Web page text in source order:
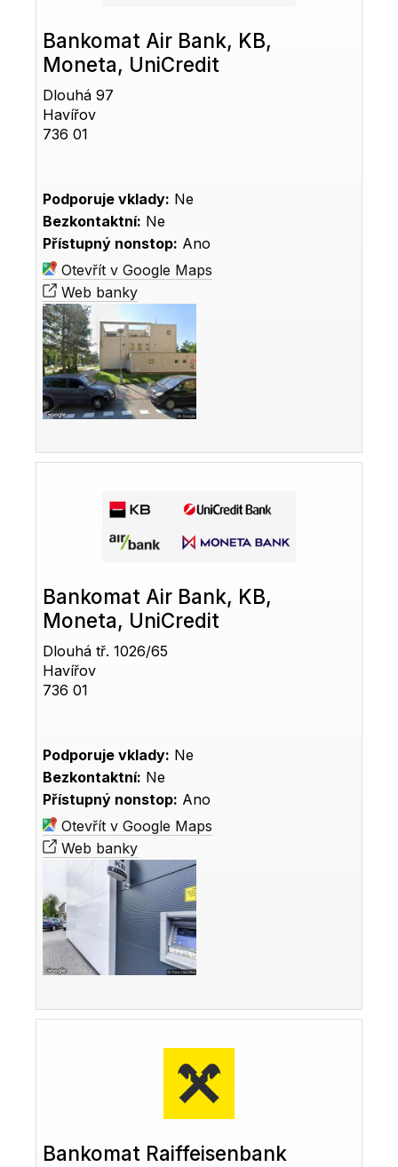
Bankomat Air Bank, KB,
Moneta, UniCredit
Dlouhá 97
Havířov
736 01
Podporuje vklady: Ne
Bezkontaktní: Ne
Přístupný nonstop: Ano
Otevřít v Google Maps
Web banky
Bankomat Air Bank, KB,
Moneta, UniCredit
Dlouhá tř. 1026/65
Havířov
736 01
Podporuje vklady: Ne
Bezkontaktní: Ne
Přístupný nonstop: Ano
Otevřít v Google Maps
Web banky
Bankomat Raiffeisenbank